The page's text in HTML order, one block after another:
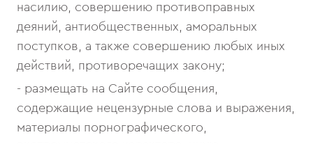
насилию, совершению противоправных
деяний, антиобщественных, аморальных
поступков, а также совершению любых иных
действий, противоречащих закону;
- размещать на Сайте сообщения,
содержащие нецензурные слова и выражения,
материалы порнографического,